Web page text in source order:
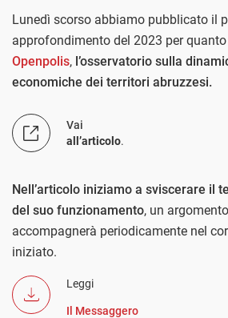
Lunedì scorso abbiamo pubblicato il
approfondimento del 2023 per
Openpolis, l’osservatorio sulla
economiche dei territori abruzzesi.
Vai
all’articolo.
Nell’articolo iniziamo a sviscerare il
del suo funzionamento, un
accompagnerà periodicamente nel
iniziato.
Leggi
Il Messaggero